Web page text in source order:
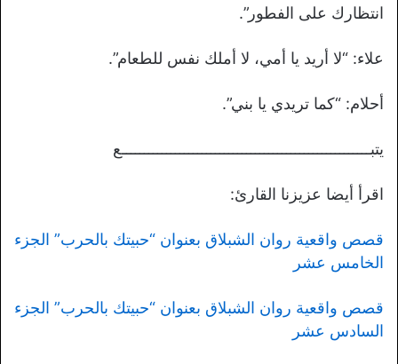
انتظارك على الفطور”.
علاء: “لا أريد يا أمي، لا أملك نفس للطعام”.
أحلام: “كما تريدي يا بني”.
يتبــــــــــــــــــــــــــــــــــــــــــــــــــــــــع
اقرأ أيضا عزيزنا القارئ:
قصص واقعية روان الشبلاق بعنوان “حبيتك بالحرب” الجزء
الخامس عشر
قصص واقعية روان الشبلاق بعنوان “حبيتك بالحرب” الجزء
السادس عشر